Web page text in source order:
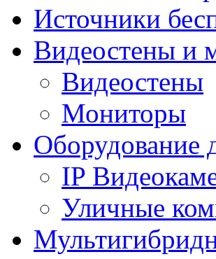
Источники
Видеостены и
Видеостены
Мониторы
Оборудование
IP
Уличные